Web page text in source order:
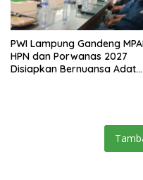
PWI Lampung Gandeng
HPN dan Porwanas 2027
Disiapkan Bernuansa Adat